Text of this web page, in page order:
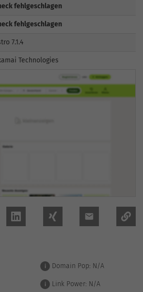
fehlgeschlagen
fehlgeschlagen
7.1.4
Technologies
i Domain Pop: N/A
i Link Power: N/A